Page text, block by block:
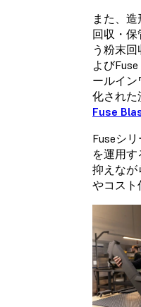
また、
回収・保
う粉末回
よび
ールイ
化された
Fuse
Fuseシ
を運用す
抑えなが
やコスト